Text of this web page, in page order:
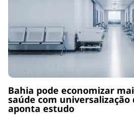
Bahia pode economizar
saúde com
aponta estudo